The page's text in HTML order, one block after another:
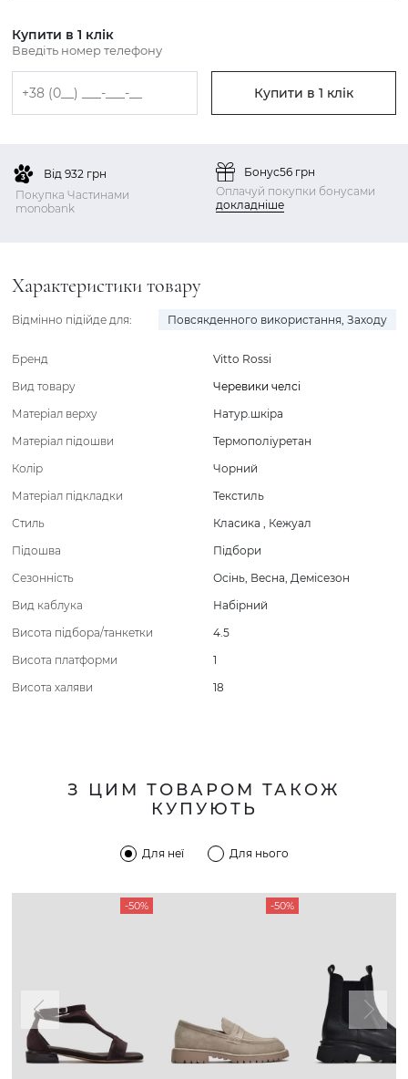
Купити в 1 клік
Введіть номер телефону
Купити в 1 клік
Від 932 грн
Покупка Частинами
monobank
Бонус56 грн
Оплачуй покупки бонусами
докладніше
Характеристики товару
Відмінно підійде для: Повсякденного використання, Заходу
Бренд
Vitto Rossi
Вид товару
Черевики челсі
Матеріал верху
Натур.шкіра
Матеріал підошви
Термополіуретан
Колір
Чорний
Матеріал підкладки
Текстиль
Стиль
Класика , Кежуал
Підошва
Підбори
Сезонність
Осінь, Весна, Демісезон
Вид каблука
Набірний
Висота підбора/танкетки
4.5
Висота платформи
1
Висота халяви
18
З ЦИМ ТОВАРОМ ТАКОЖ
КУПУЮТЬ
Для неї Для нього
-50% -50%